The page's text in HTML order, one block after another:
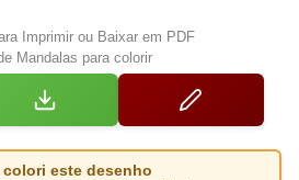
Imprimir ou Baixar em PDF
Mandalas para colorir
colori este desenho